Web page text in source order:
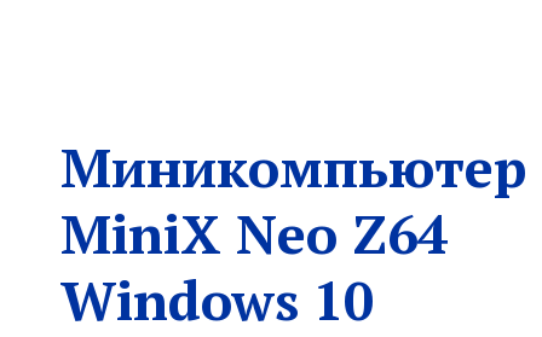
Миникомпьютер
MiniX Neo Z64
Windows 10